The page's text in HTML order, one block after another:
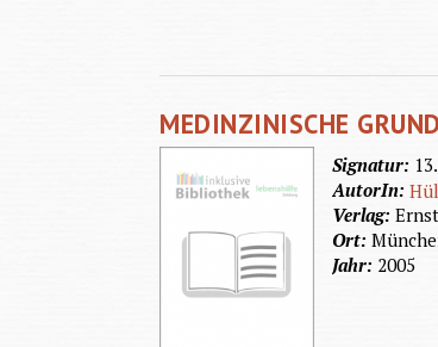
MEDINZINISCHE
Signatur:
AutorIn:
Verlag:
Ort:
Jahr: 2005